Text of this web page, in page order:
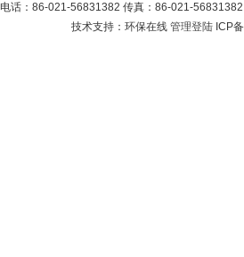
电话：86-021-56831382 传真：86-021-
技术支持：环保在线 管理登陆 ICP